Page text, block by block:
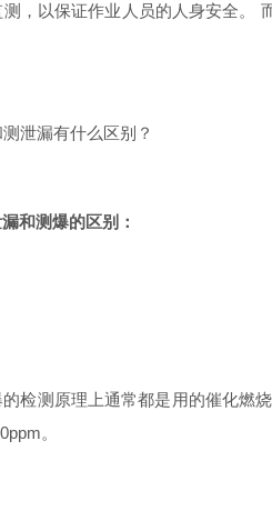
，以保证作业人员的人身安全。
和测爆的区别：
测原理上通常都是用的催化燃烧
。